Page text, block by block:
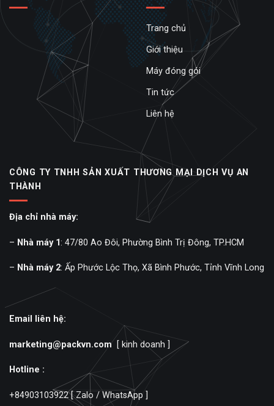
Trang chủ
Giới thiệu
Máy đóng gói
Tin tức
Liên hệ
CÔNG TY TNHH SẢN XUẤT THƯƠNG MẠI DỊCH VỤ AN
THÀNH
Địa chỉ nhà máy:
– Nhà máy 1: 47/80 Ao Đôi, Phường Bình Trị Đông, TP.HCM
– Nhà máy 2: Ấp Phước Lộc Thọ, Xã Bình Phước, Tỉnh Vĩnh Long
Email liên hệ:
marketing@packvn.com[ kinh doanh ]
Hotline :
+84903103922[ Zalo / WhatsApp ]